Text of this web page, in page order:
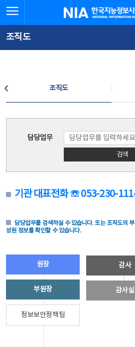
문
로
가
체
뉴
바
가
한국지능정보사회진흥원
조직도
조직도
담당업무
검색
기관 대표전화 ☏ 053-230-
담당업무를 검색하실 수 있습니다. 또는 조직도의
성원 정보를 확인할 수 있습니다.
원장
부원장
정보보안정책팀
감사
감사실